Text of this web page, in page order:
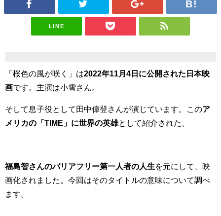
LINE
「桜色の風が咲く」は2022年11月4日に公開された日本映
画です。主演は小雪さん。
そして息子役として田中偉登さんが演じています。このア
メリカの「TIME」に世界の英雄として紹介された、
福島智さんのバリアフリー第一人者の人生を元にして、映
画化されました。今回はそのタイトルの意味について調べ
ます。